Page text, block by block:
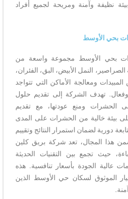
نظيفة وآمنة ومريحة لجميع أفراد
بحي الأوسط
بحي الأوسط مجموعة واسعة من
النمل الأبيض، البق، الفئران،
ومعالجة الأماكن التي تتواجد
تهدف الشركة إلى تقديم حلول
الحشرات ومنع عودتها، مع تقديم
بيئة خالية من الحشرات على المدى
دورية لضمان استمرار النتائج وتقييم
هذا المجال، تعد شركة بريق كلين
حيث تجمع بين التقنيات الحديثة
عالية الجودة بأسعار تنافسية. هذه
الموثوق لسكان حي الأوسط الذين